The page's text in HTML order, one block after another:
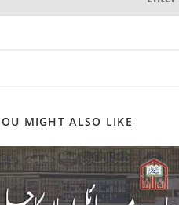
MIGHT ALSO LIKE